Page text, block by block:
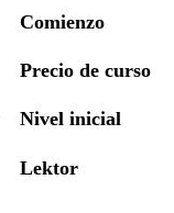
Comienzo
Precio de curso
Nivel inicial
Lektor